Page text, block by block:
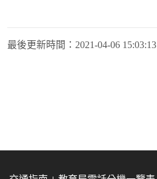
最後更新時間： 2021-04-06 15:03:13